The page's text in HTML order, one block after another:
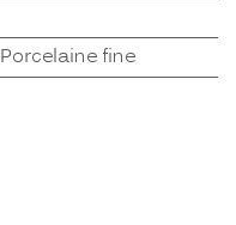
Porcelaine fine